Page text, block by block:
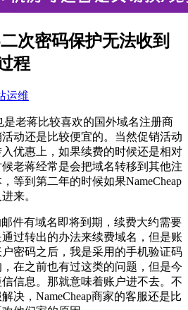
次密码保护无法收到
程
运维
是老蒋比较喜欢的国外域名注册商
动还是比较便宜的。当然促销活动
优惠上，如果续费的时候还是相对
老蒋经常是会把域名转移到其他注
等到第二年的时候如果NameCheap
来。
邮件有域名即将到期，续费大约需要
过转出的办法来续费域名，但是账
密码之后，我是采用的手机验证码
在之前也有过这类的问题，但是今
信息。那就意味着账户进不去。不
决，NameCheap商家的客服还是比